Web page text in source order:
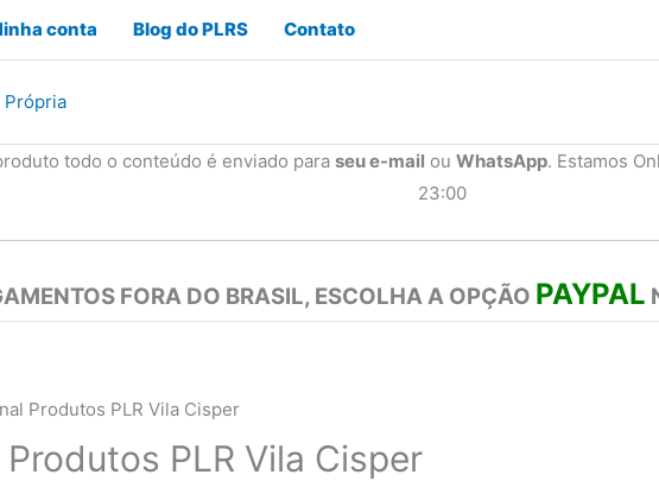
conta Blog do PLRS Contato
todo o conteúdo é enviado para seu e-mail ou WhatsApp. Estamos
23:00
FORA DO BRASIL, ESCOLHA A OPÇÃO PAYPAL
Produtos PLR Vila Cisper
PLR Vila Cisper